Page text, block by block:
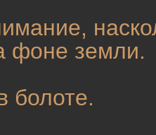
фоне земли.
болоте.